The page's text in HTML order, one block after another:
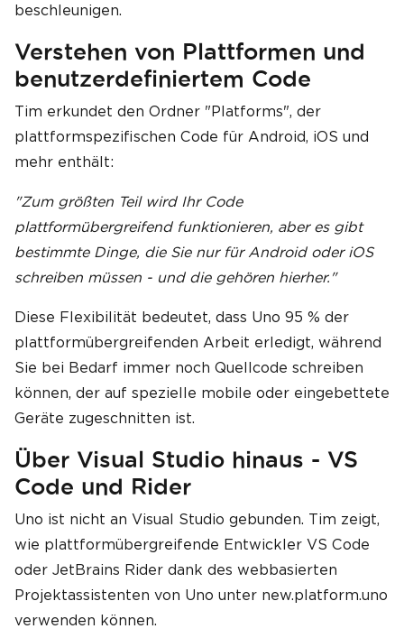
beschleunigen.
Verstehen von Plattformen und
benutzerdefiniertem Code
Tim erkundet den Ordner "Platforms", der
plattformspezifischen Code für Android, iOS und
mehr enthält:
"Zum größten Teil wird Ihr Code
plattformübergreifend funktionieren, aber es gibt
bestimmte Dinge, die Sie nur für Android oder iOS
schreiben müssen - und die gehören hierher."
Diese Flexibilität bedeutet, dass Uno 95 % der
plattformübergreifenden Arbeit erledigt, während
Sie bei Bedarf immer noch Quellcode schreiben
können, der auf spezielle mobile oder eingebettete
Geräte zugeschnitten ist.
Über Visual Studio hinaus - VS
Code und Rider
Uno ist nicht an Visual Studio gebunden. Tim zeigt,
wie plattformübergreifende Entwickler VS Code
oder JetBrains Rider dank des webbasierten
Projektassistenten von Uno unter new.platform.uno
verwenden können.